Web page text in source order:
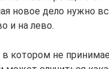
новое дело нужно
и на лево.
в котором не